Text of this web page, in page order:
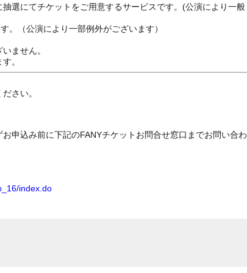
選にてチケットをご用意するサービスです。(公演により一般
。（公演により一部例外がございます）
ません。
。
さい。
申込み前に下記のFANYチケットお問合せ窓口までお問い合わ
index.do